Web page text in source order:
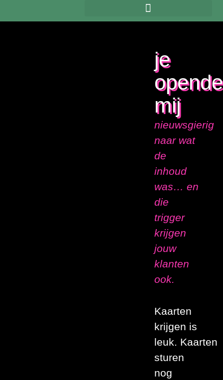
je
opende
mij
nieuwsgierig
naar wat
de
inhoud
was… en
die
trigger
krijgen
jouw
klanten
ook.
Kaarten
krijgen is
leuk. Kaarten
sturen
nog